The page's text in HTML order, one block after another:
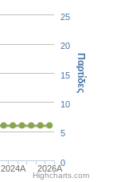
2024A 2026A
0
5
10
15
20
25
Παρτίδες
Highcharts.com